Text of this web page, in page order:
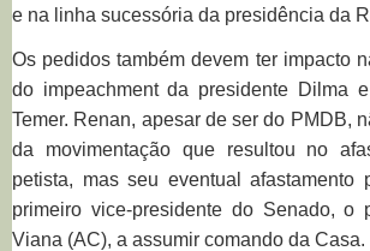
e na linha sucessória da presidência da
Os pedidos também devem ter impacto
do impeachment da presidente Dilma
Temer. Renan, apesar de ser do PMDB,
da movimentação que resultou no
petista, mas seu eventual afastamento
primeiro vice-presidente do Senado, o
Viana (AC), a assumir comando da Casa.